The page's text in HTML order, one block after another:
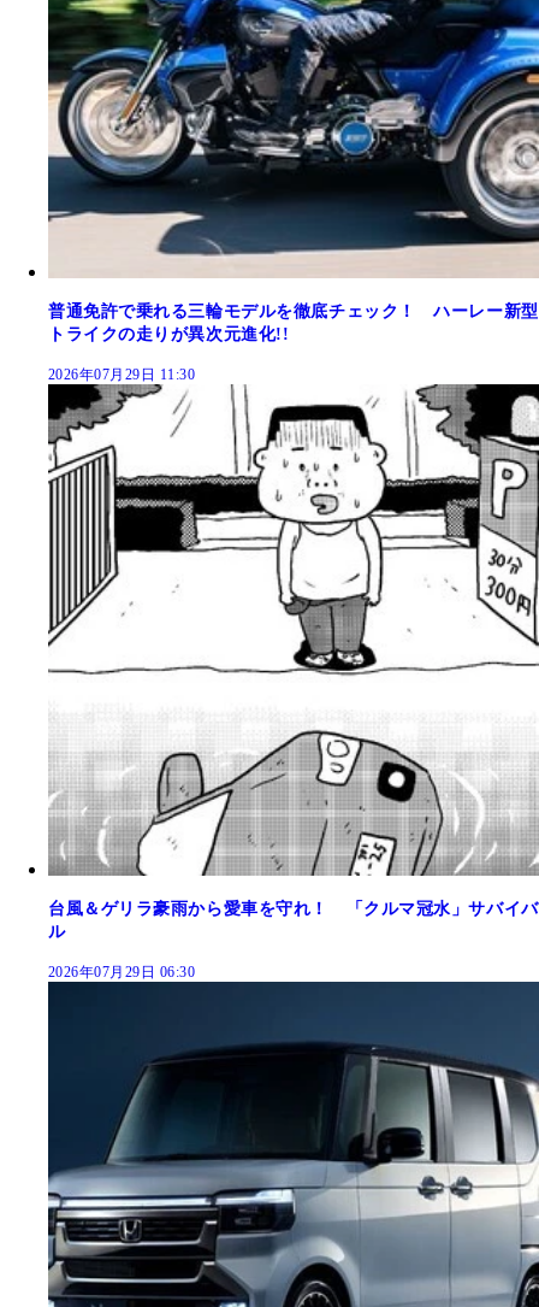
普通免許で乗れる三輪モデルを徹底チェック！ ハーレー新型
トライクの走りが異次元進化!!
2026年07月29日 11:30
台風＆ゲリラ豪雨から愛車を守れ！ 「クルマ冠水」サバイバ
ル
2026年07月29日 06:30